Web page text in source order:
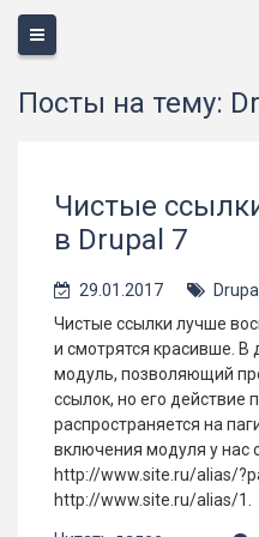
Меню
Посты на тему:
Чистые
в Drupal 7
29.01.2017
Drupal
Чистые ссылки лучше
и смотрятся красивше. В
модуль, позволяющий
ссылок, но его действие
распространяется на
включения модуля у нас
http://www.site.ru/alias/
http://www.site.ru/alias/1.